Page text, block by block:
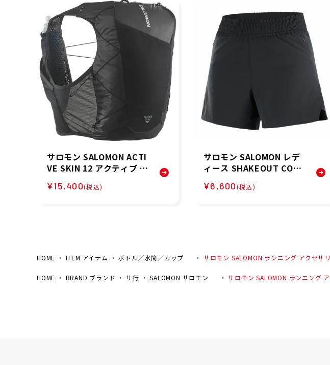
サロモン SALOMON ACTI
VE SKIN 12 アクティブ ス
フラスク付 ランニング バ
¥15,400(税込)
サロモン SALOMON レデ
ィース SHAKEOUT CORE
ーフパンツ LC2451300 2
¥6,600(税込)
HOME ITEM アイテム ボトル／水筒／カップ サロモン SALOMON ランニング アクセ
HOME BRAND ブランド サ行 SALOMON サロモン サロモン SALOMON ランニング